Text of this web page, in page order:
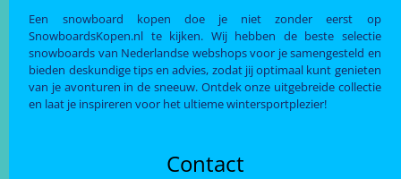
Een snowboard kopen doe je niet zonder eerst op
SnowboardsKopen.nl te kijken. Wij hebben de beste selectie
snowboards van Nederlandse webshops voor je samengesteld en
bieden deskundige tips en advies, zodat jij optimaal kunt genieten
van je avonturen in de sneeuw. Ontdek onze uitgebreide collectie
en laat je inspireren voor het ultieme wintersportplezier!
Contact